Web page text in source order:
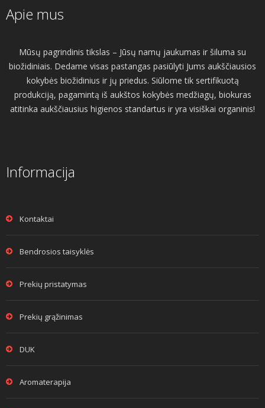
Apie mus
Mūsų pagrindinis tikslas – Jūsų namų jaukumas ir šiluma su
biožidiniais. Dedame visas pastangas pasiūlyti Jums aukščiausios
kokybės biožidinius ir jų priedus. Siūlome tik sertifikuotą
produkciją, pagamintą iš aukštos kokybės medžiagų, biokuras
atitinka aukščiausius higienos standartus ir yra visiškai organinis!
Informacija
Kontaktai
Bendrosios taisyklės
Prekių pristatymas
Prekių grąžinimas
DUK
Aromaterapija